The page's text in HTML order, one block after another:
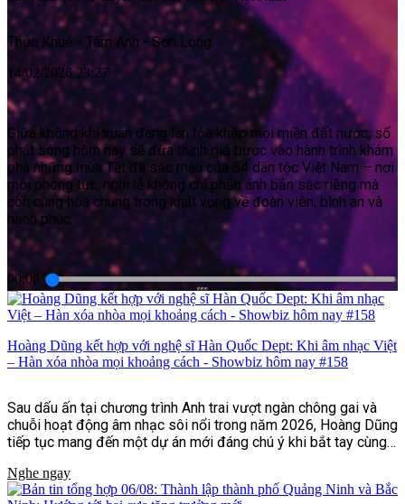
Thục Khuê - Tâm Anh - Sơn Long
14/02/2026 23:27
Giữa không khí xuân đang lan tỏa khắp mọi miền đất nước, số
phát sóng hôm nay sẽ đưa thính giả bước vào hành trình khám
phá những mùa Tết đa sắc màu của 54 dân tộc Việt Nam – nơi
mỗi phong tục, nghi lễ không chỉ phản ánh bản sắc riêng mà
còn cùng hòa chung trong khát vọng về đoàn viên, bình an và
hạnh phúc.
00:00 /
Hoàng Dũng kết hợp với nghệ sĩ Hàn Quốc Dept: Khi âm nhạc Việt
– Hàn xóa nhòa mọi khoảng cách - Showbiz hôm nay #158
Sau dấu ấn tại chương trình Anh trai vượt ngàn chông gai và
chuỗi hoạt động âm nhạc sôi nổi trong năm 2026, Hoàng Dũng
tiếp tục mang đến một dự án mới đáng chú ý khi bắt tay cùng
Nghe ngay